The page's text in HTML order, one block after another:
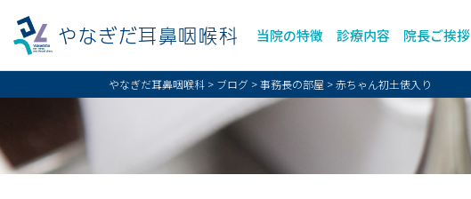
やなぎだ耳鼻咽喉科 当院の特徴 診療内容 院長ご挨拶
やなぎだ耳鼻咽喉科 > ブログ >事務長の部屋 >赤ちゃん初土俵入り